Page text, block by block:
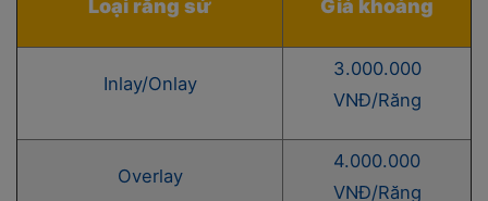
Loại răng sứ Giá khoảng
Inlay/Onlay
3.000.000
VNĐ/Răng
Overlay
4.000.000
VNĐ/Răng